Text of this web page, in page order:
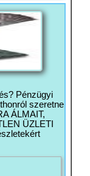
Pénzügyi
szeretne
ÁLMAIT,
ÜZLETI